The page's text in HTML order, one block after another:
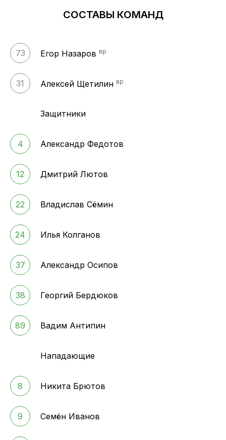
СОСТАВЫ КОМАНД
73 Егор Назаров вр
31 Алексей Щетилин вр
Защитники
4 Александр Федотов
12 Дмитрий Лютов
22 Владислав Сёмин
24 Илья Колганов
37 Александр Осипов
38 Георгий Бердюков
89 Вадим Антипин
Нападающие
8 Никита Брютов
9 Семён Иванов